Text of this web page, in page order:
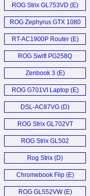
ROG Strix GL753VD (E)
ROG Zephyrus GTX 1080
Laptop (E)
RT-AC1900P Router (E)
ROG Swift PG258Q
Monitor (D)
Zenbook 3 (E)
ROG G701VI Laptop (E)
DSL-AC87VG (D)
ROG Strix GL702VT
Notebook (E)
ROG Strix GL502
Notebook (E)
Rog Strix (D)
Chromebook Flip (E)
ROG GL552VW (E)